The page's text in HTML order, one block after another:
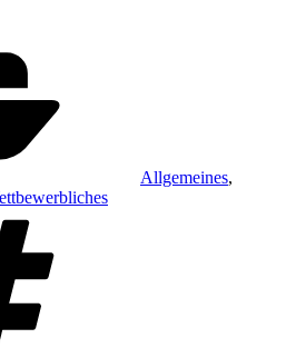
Allgemeines,